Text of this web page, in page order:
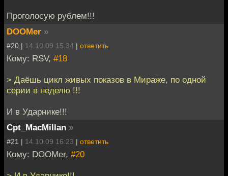
Проголосую рублем!!!
DOOMer »
#20 | 14.10.09 15:34 | ответить
Кому: RSV, #18
> Даёшь цикл живых показов в Мираже, по одной
серии в неделю !!!
И в Ударнике!!!
Cpt_MacMillan »
#21 | 14.10.09 16:23 | ответить
Кому: DOOMer, #20